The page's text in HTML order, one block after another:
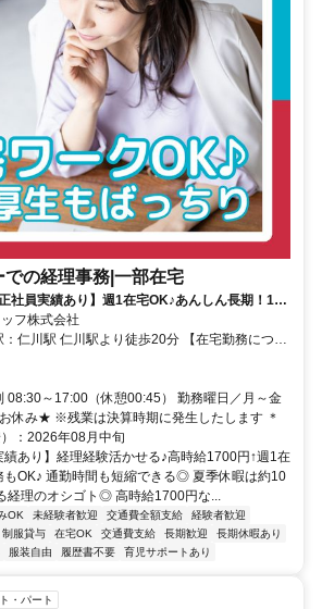
の経理事務|一部在宅
社員実績あり】週1在宅OK♪あんしん長期！17
フ株式会社
分 【在宅勤務につい
数：週1～2日 ※週1日在宅OK♪ ＊交通費全
08:30～17:00（休憩00:45） 勤務曜日／月～金
休み★ ※残業は決算時期に発生したします ＊
：2026年08月中旬
あり】経理経験活かせる♪高時給1700円↑週1在
もOK♪ 通勤時間も短縮できる◎ 夏季休暇は約10
経理のオシゴト◎ 高時給1700円な...
OK 未経験者歓迎 交通費全額支給
経験者歓迎
制服貸与 在宅OK 交通費支給 長期歓迎
長期休暇あり
服装自由 履歴書不要 育児サポートあり
・パート